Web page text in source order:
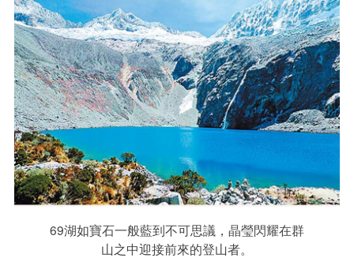
69湖如寶石一般藍到不可思議，晶瑩閃耀在群
山之中迎接前來的登山者。